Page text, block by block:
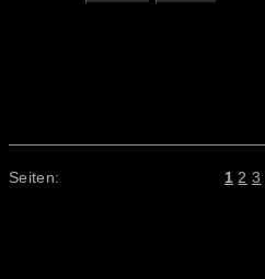
Seiten: 1 2 3